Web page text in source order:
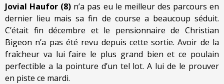
Jovial Haufor (8) n’a pas eu le meilleur des parcours en
dernier lieu mais sa fin de course a beaucoup séduit.
C’était fin décembre et le pensionnaire de Christian
Bigeon n’a pas été revu depuis cette sortie. Avoir de la
fraîcheur va lui faire le plus grand bien et ce poulain
perfectible a la pointure d’un tel lot. A lui de le prouver
en piste ce mardi.